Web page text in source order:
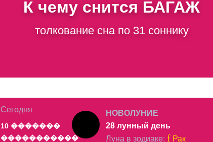
К чему снится БАГАЖ
толкование сна по 31 соннику
Сегодня
10 �������
�����������
НОВОЛУНИЕ
28 лунный день
Луна в зодиаке: f Рак